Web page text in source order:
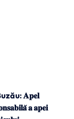
𝐀𝐩𝐞𝐥
𝐚 𝐚𝐩𝐞𝐢